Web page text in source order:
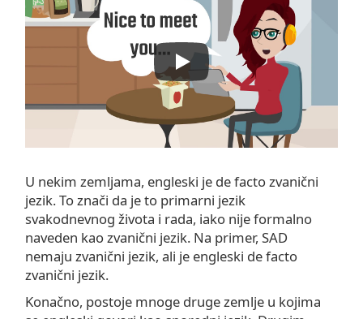
U nekim zemljama, engleski je de facto zvanični
jezik. To znači da je to primarni jezik
svakodnevnog života i rada, iako nije formalno
naveden kao zvanični jezik. Na primer, SAD
nemaju zvanični jezik, ali je engleski de facto
zvanični jezik.
Konačno, postoje mnoge druge zemlje u kojima